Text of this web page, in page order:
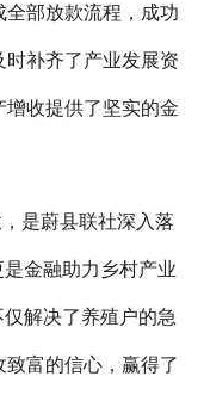
部放款流程，成功
时补齐了产业发展资
收提供了坚实的金
是蔚县联社深入落
金融助力乡村产业
解决了养殖户的急
富的信心，赢得了